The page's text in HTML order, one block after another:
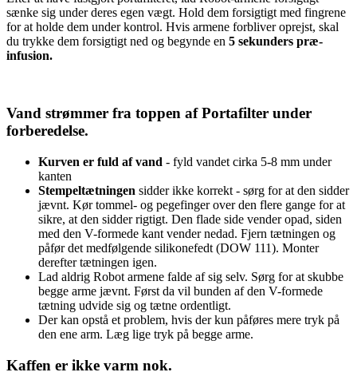
sænke sig under deres egen vægt. Hold dem forsigtigt med fingrene
for at holde dem under kontrol. Hvis armene forbliver oprejst, skal
du trykke dem forsigtigt ned og begynde en 5 sekunders præ-
infusion.
Vand strømmer fra toppen af Portafilter under
forberedelse.
Kurven er fuld af vand - fyld vandet cirka 5-8 mm under
kanten
Stempeltætningen sidder ikke korrekt - sørg for at den sidder
jævnt. Kør tommel- og pegefinger over den flere gange for at
sikre, at den sidder rigtigt. Den flade side vender opad, siden
med den V-formede kant vender nedad. Fjern tætningen og
påfør det medfølgende silikonefedt (DOW 111). Monter
derefter tætningen igen.
Lad aldrig Robot armene falde af sig selv. Sørg for at skubbe
begge arme jævnt. Først da vil bunden af den V-formede
tætning udvide sig og tætne ordentligt.
Der kan opstå et problem, hvis der kun påføres mere tryk på
den ene arm. Læg lige tryk på begge arme.
Kaffen er ikke varm nok.